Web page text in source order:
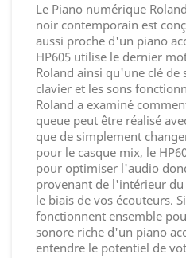
Le Piano numérique
noir contemporain est
aussi proche d'un piano
HP605 utilise le dernier
Roland ainsi qu'une clé de
clavier et les sons
Roland a examiné
queue peut être réalisé
que de simplement
pour le casque mix, le
pour optimiser l'audio
provenant de l'intérieur
le biais de vos écouteurs.
fonctionnent ensemble
sonore riche d'un piano
entendre le potentiel de